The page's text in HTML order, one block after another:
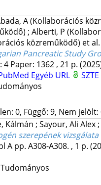
A(Kollaborációs
; Alberti, P
közreműködő) et al.
Pancreatic Study
4 Paper: 1362 , 21 p.
Egyéb URL
0, Függő: 9, Nem jelölt:
Kálmán ; Sayour, Ali Alex;
szerepének
A pp. A308-A308. , 1 p.